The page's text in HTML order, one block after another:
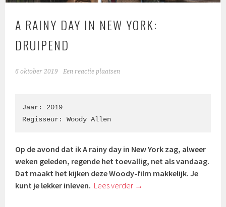
A RAINY DAY IN NEW YORK:
DRUIPEND
6 oktober 2019 Een reactie plaatsen
Jaar: 2019
Regisseur: Woody Allen
Op de avond dat ik A rainy day in New York zag, alweer
weken geleden, regende het toevallig, net als vandaag.
Dat maakt het kijken deze Woody-film makkelijk. Je
kunt je lekker inleven. Lees verder →